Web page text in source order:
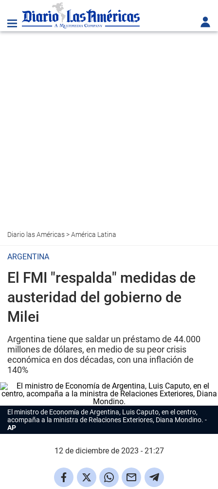
Diario las Américas>América Latina
ARGENTINA
El FMI "respalda" medidas de
austeridad del gobierno de
Milei
Argentina tiene que saldar un préstamo de 44.000
millones de dólares, en medio de su peor crisis
económica en dos décadas, con una inflación de
140%
El ministro de Economía de Argentina, Luis Caputo, en el centro,
acompaña a la ministra de Relaciones Exteriores, Diana Mondino.
AP
12 de diciembre de 2023 - 21:27